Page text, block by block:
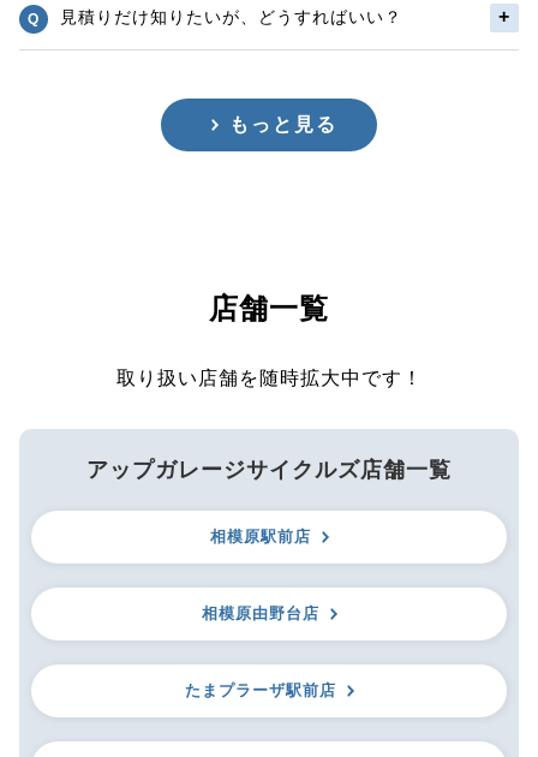
見積りだけ知りたいが、どうすればいい？
もっと見る
店舗一覧
取り扱い店舗を随時拡大中です！
アップガレージサイクルズ店舗一覧
相模原駅前店
相模原由野台店
たまプラーザ駅前店